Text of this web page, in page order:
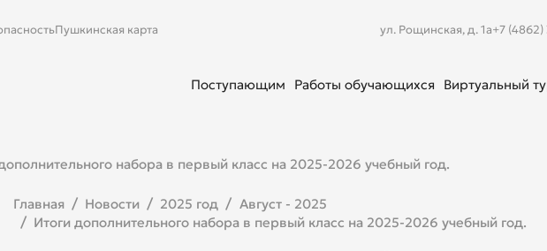
Пушкинская карта ул. Рощинская, д. 1а+7
Поступающим Работы обучающихся Виртуальный
набора в первый класс на 2025-2026 учебный год.
Главная Новости 2025 год
Август - 2025
Итоги дополнительного набора в первый класс на 2025-2026 учебный год.